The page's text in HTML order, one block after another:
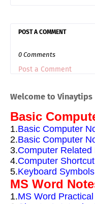
POST A COMMENT
0 Comments
Post a Comment
Welcome to Vinaytips
Basic
1.Basic Computer
2.Basic Computer
3.Computer Related
4.Computer
5.Keyboard
MS Word
1.MS Word